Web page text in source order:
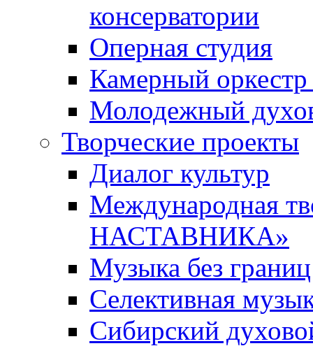
консерватории
Оперная студия
Камерный оркестр
Молодежный
Творческие проекты
Диалог культур
Международная
НАСТАВНИКА»
Музыка без границ
Селективная
Сибирский